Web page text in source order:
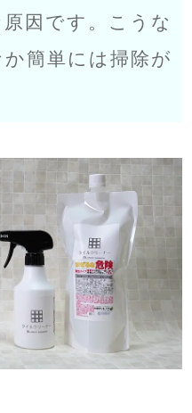
ールで相談しこちらのお試し
なかったのですが使いまし
が、こちらの洗剤でとれまし
ようと思います。
とか、何か分からないことが
ら購入した方が確かですよ(*
ただけると効果的ですね。あ
因です。こうな
簡単には掃除が